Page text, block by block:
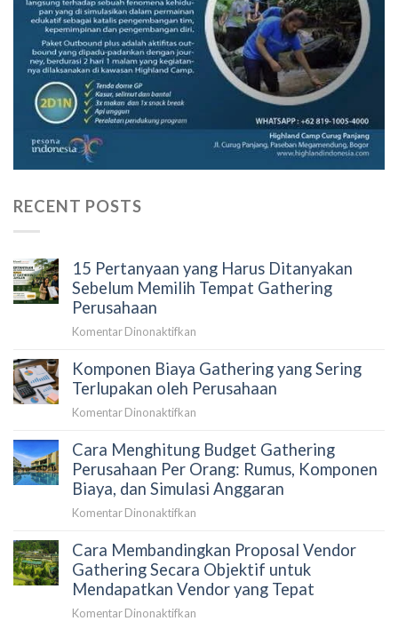
RECENT POSTS
15 Pertanyaan yang Harus Ditanyakan
Sebelum Memilih Tempat Gathering
Perusahaan
Komentar Dinonaktifkan
Pertanyaan
yang
Memilih
Tempat
Gathering
Komponen Biaya Gathering yang Sering
Terlupakan oleh Perusahaan
Komentar Dinonaktifkan
Biaya
Gathering
yang
Perusahaan
Cara Menghitung Budget Gathering
Perusahaan Per Orang: Rumus, Komponen
Biaya, dan Simulasi Anggaran
Komentar Dinonaktifkan
Menghitung
Budget
Gathering
Perusahaan
Cara Membandingkan Proposal Vendor
Gathering Secara Objektif untuk
Mendapatkan Vendor yang Tepat
Komentar Dinonaktifkan